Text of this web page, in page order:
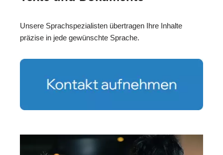
Unsere Sprachspezialisten übertragen Ihre Inhalte
präzise in jede gewünschte Sprache.